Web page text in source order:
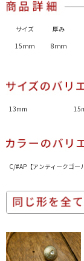
サイズ 厚み
15ｍｍ
8ｍｍ
13mm
C/#AP【アンティークゴー